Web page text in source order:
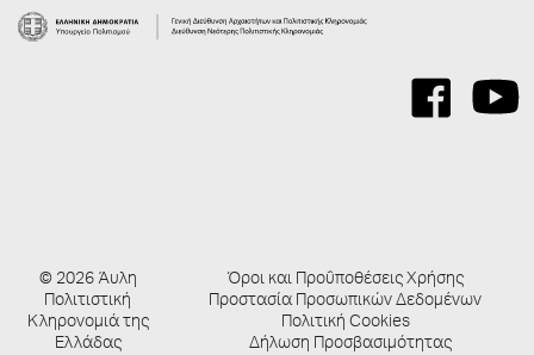
© 2026 Άυλη
Πολιτιστική
Κληρονομιά της
Ελλάδας
Όροι και Προΰποθέσεις Χρήσης
Προστασία Προσωπικών Δεδομένων
Πολιτική Cookies
Δήλωση Προσβασιμότητας